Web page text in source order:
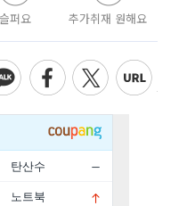
슬퍼요 추가취재 원해요